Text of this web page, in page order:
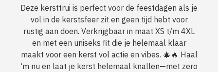
prijs
was:
€ 34,95.
prijs
is:
€ 27,50.
Deze kersttrui is perfect voor de feestdagen als je
vol in de kerstsfeer zit en geen tijd hebt voor
rustig aan doen. Verkrijgbaar in maat XS t/m 4XL
en met een uniseks fit die je helemaal klaar
maakt voor een kerst vol actie en vibes. 🎄🔥 Haal
‘m nu en laat je kerst helemaal knallen—met zero